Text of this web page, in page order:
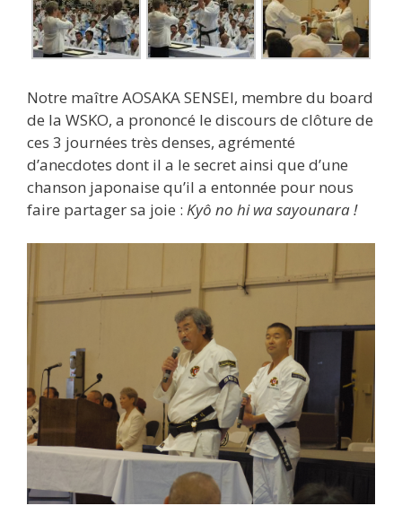
Notre maître AOSAKA SENSEI, membre du board
de la WSKO, a prononcé le discours de clôture de
ces 3 journées très denses, agrémenté
d’anecdotes dont il a le secret ainsi que d’une
chanson japonaise qu’il a entonnée pour nous
faire partager sa joie : Kyô no hi wa sayounara !